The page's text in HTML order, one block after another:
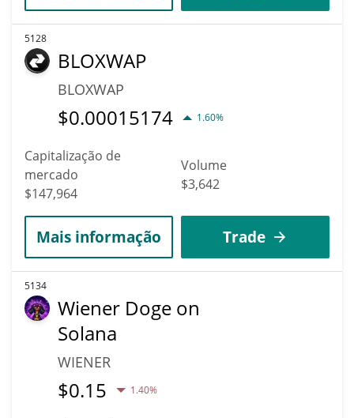
5128
BLOXWAP
BLOXWAP
$0.00015174 1.60%
Capitalização de
mercado
$147,964
Volume
$3,642
Mais informação Trade
5134
Wiener Doge on
Solana
WIENER
$0.15 1.40%